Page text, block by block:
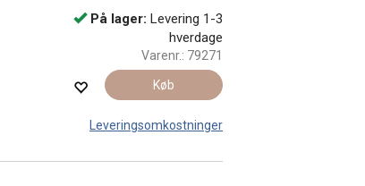
På lager: Levering 1-3
hverdage
Varenr.: 79271
Køb
Leveringsomkostninger